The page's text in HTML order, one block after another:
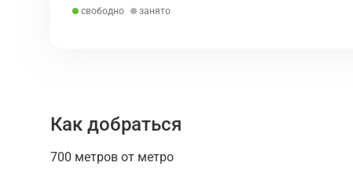
свободно занято
Как добраться
700 метров от метро